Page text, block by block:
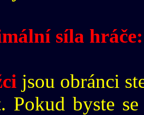
síla hráče:
jsou obránci
Pokud byste